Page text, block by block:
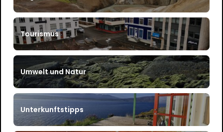
Tourismus
Umwelt und Natur
Unterkunftstipps